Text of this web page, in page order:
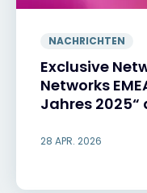
NACHRICHTEN
Exclusive
Networks
Jahres
28 APR. 2026